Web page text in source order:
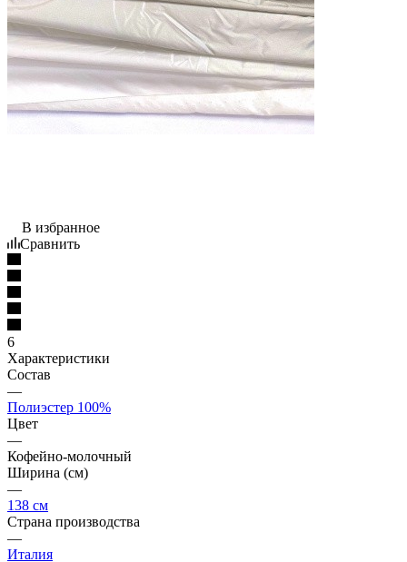
В избранное
Сравнить
6
Характеристики
Состав
—
Полиэстер 100%
Цвет
—
Кофейно-молочный
Ширина (см)
—
138 см
Страна производства
—
Италия